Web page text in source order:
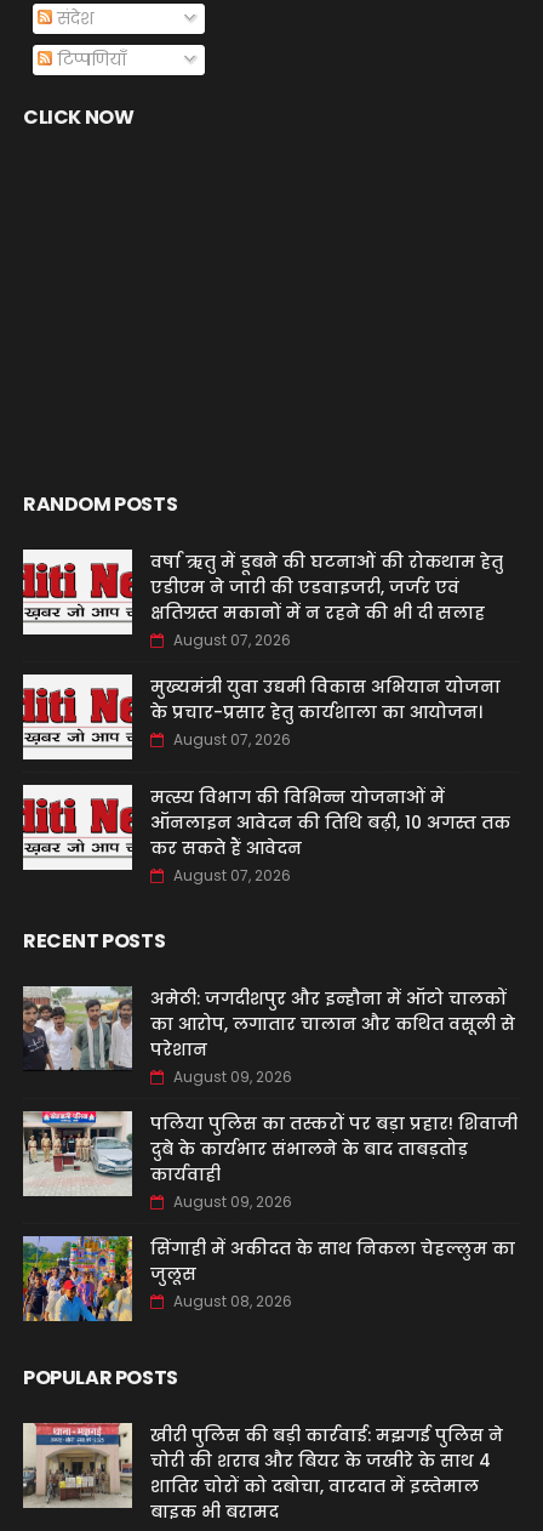
संदेश
टिप्पणियाँ
CLICK NOW
RANDOM POSTS
वर्षा ऋतु में डूबने की घटनाओं की रोकथाम हेतु
एडीएम ने जारी की एडवाइजरी, जर्जर एवं
क्षतिग्रस्त मकानों में न रहने की भी दी सलाह
August 07, 2026
मुख्यमंत्री युवा उद्यमी विकास अभियान योजना
के प्रचार-प्रसार हेतु कार्यशाला का आयोजन।
August 07, 2026
मत्स्य विभाग की विभिन्न योजनाओं में
ऑनलाइन आवेदन की तिथि बढ़ी, 10 अगस्त तक
कर सकते हैं आवेदन
August 07, 2026
RECENT POSTS
अमेठी: जगदीशपुर और इन्हौना में ऑटो चालकों
का आरोप, लगातार चालान और कथित वसूली से
परेशान
August 09, 2026
पलिया पुलिस का तस्करों पर बड़ा प्रहार! शिवाजी
दुबे के कार्यभार संभालने के बाद ताबड़तोड़
कार्यवाही
August 09, 2026
सिंगाही में अकीदत के साथ निकला चेहल्लुम का
जुलूस
August 08, 2026
POPULAR POSTS
खीरी पुलिस की बड़ी कार्रवाई: मझगई पुलिस ने
चोरी की शराब और बियर के जखीरे के साथ 4
शातिर चोरों को दबोचा, वारदात में इस्तेमाल
बाइक भी बरामद